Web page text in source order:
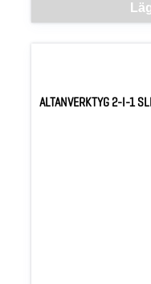
ALTANVERKTYG 2-I-1